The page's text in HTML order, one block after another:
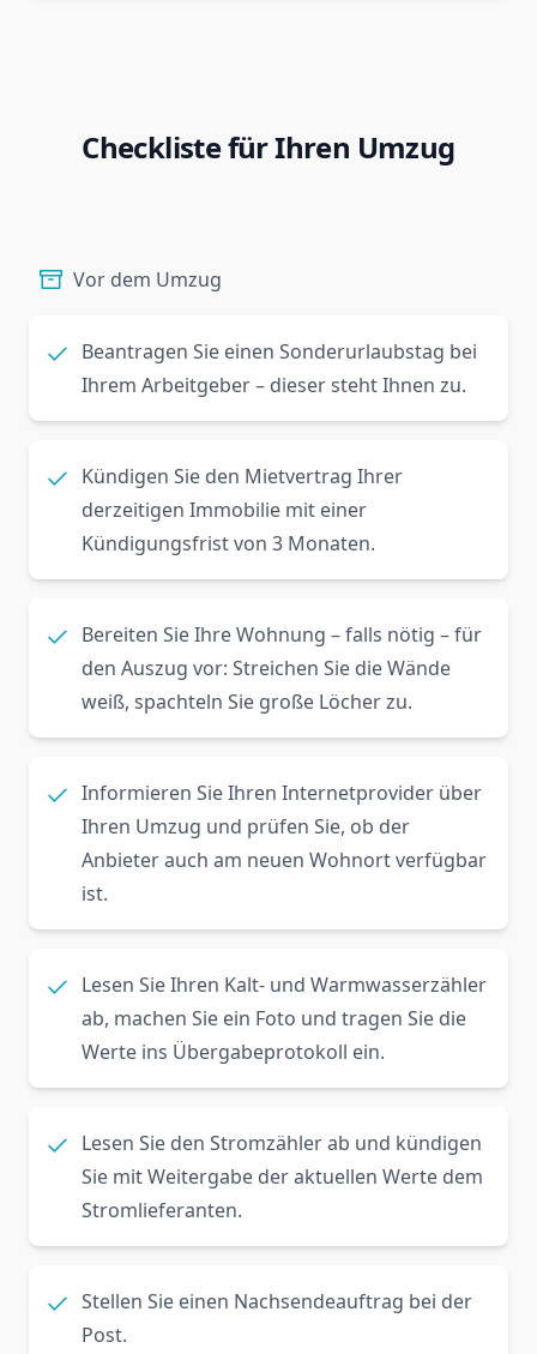
Checkliste für Ihren Umzug
Vor dem Umzug
Beantragen Sie einen Sonderurlaubstag bei
Ihrem Arbeitgeber – dieser steht Ihnen zu.
Kündigen Sie den Mietvertrag Ihrer
derzeitigen Immobilie mit einer
Kündigungsfrist von 3 Monaten.
Bereiten Sie Ihre Wohnung – falls nötig – für
den Auszug vor: Streichen Sie die Wände
weiß, spachteln Sie große Löcher zu.
Informieren Sie Ihren Internetprovider über
Ihren Umzug und prüfen Sie, ob der
Anbieter auch am neuen Wohnort verfügbar
ist.
Lesen Sie Ihren Kalt- und Warmwasserzähler
ab, machen Sie ein Foto und tragen Sie die
Werte ins Übergabeprotokoll ein.
Lesen Sie den Stromzähler ab und kündigen
Sie mit Weitergabe der aktuellen Werte dem
Stromlieferanten.
Stellen Sie einen Nachsendeauftrag bei der
Post.